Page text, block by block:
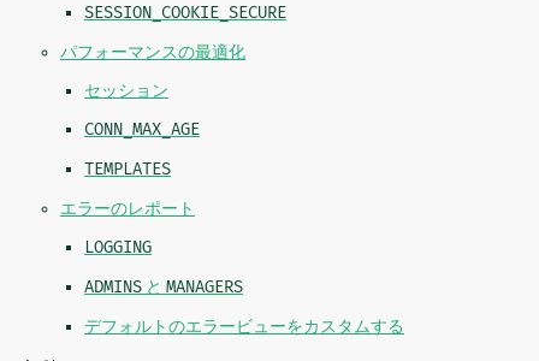
SESSION_COOKIE_SECURE
パフォーマンスの最適化
セッション
CONN_MAX_AGE
TEMPLATES
エラーのレポート
LOGGING
ADMINS と MANAGERS
デフォルトのエラービューをカスタムする